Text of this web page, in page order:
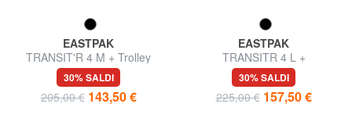
EASTPAK
TRANSIT'R 4 M + Trolley
Medio
30% SALDI
205,00 € 143,50 €
EASTPAK
TRANSITR 4 L +
30% SALDI
225,00 € 157,50 €